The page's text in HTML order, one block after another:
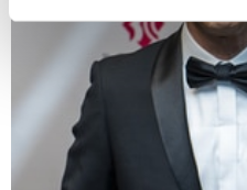
bestimmten
Erfahren Sie mehr darüber,
verarbeitet werden, und
Abschnitt Einzelheiten
fest.
Wir verwenden Cookies,